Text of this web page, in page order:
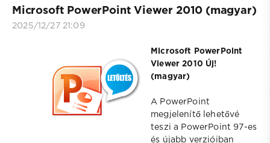
Microsoft PowerPoint Viewer 2010 (magyar)
2025/12/27 21:09
Microsoft PowerPoint
Viewer 2010 Új!
(magyar)
A PowerPoint
megjelenítő lehetővé
teszi a PowerPoint 97-es
és újabb verzióiban